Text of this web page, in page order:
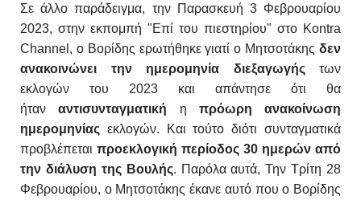
Σε άλλο παράδειγμα, την Παρασκευή 3 Φεβρουαρίου
2023, στην εκπομπή "Επί του πιεστηρίου" στο Kontra
Channel, ο Βορίδης ερωτήθηκε γιατί ο Μητσοτάκηςδεν
ανακοινώνει την ημερομηνία διεξαγωγήςτων
εκλογών του 2023 και απάντησε ότι θα
ήταν
αντισυνταγματική η
πρόωρη ανακοίνωση
ημερομηνίας εκλογών. Και τούτο διότι συνταγματικά
προβλέπεται προεκλογική περίοδος 30 ημερών από
την διάλυση της Βουλής. Παρόλα αυτά,Την Τρίτη 28
Φεβρουαρίου, ο Μητσοτάκης έκανε αυτό που ο Βορίδης